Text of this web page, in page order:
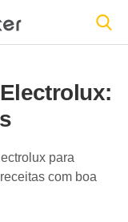
para
com boa